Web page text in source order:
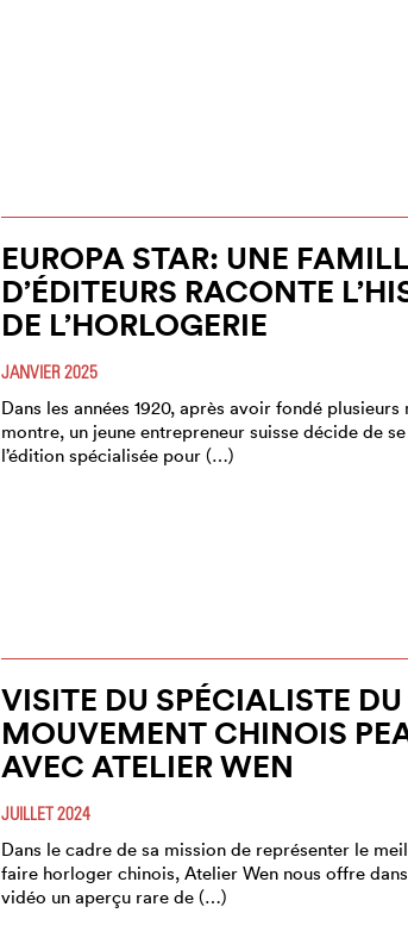
EUROPA STAR: UNE
D’ÉDITEURS RACONTE
DE L’HORLOGERIE
JANVIER 2025
Dans les années 1920, après avoir fondé plusieurs
montre, un jeune entrepreneur suisse décide de
l’édition spécialisée pour (…)
VISITE DU SPÉCIALISTE DU
MOUVEMENT CHINOIS
AVEC ATELIER WEN
JUILLET 2024
Dans le cadre de sa mission de représenter le
faire horloger chinois, Atelier Wen nous offre
vidéo un aperçu rare de (…)